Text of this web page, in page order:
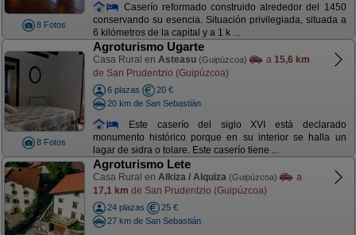
8 Fotos
Caserío reformado construido alrededor del 1450
conservando su esencia. Situación privilegiada, situada a
6 kilómetros de la capital y a 1 k ...
8 Fotos
Agroturismo Ugarte
Casa Rural en Asteasu (Guipúzcoa) a 15,6 km
de San Prudentzio (Guipúzcoa)
6 plazas
20 €
20 km de San Sebastián
Este caserío del siglo XVI está declarado
monumento histórico porque en su interior se halla un
lagar de sidra o tolare. Este caserío tiene ...
Agroturismo Lete
Casa Rural en Alkiza / Alquiza (Guipúzcoa)
a
17,1 km de San Prudentzio (Guipúzcoa)
24 plazas
25 €
27 km de San Sebastián